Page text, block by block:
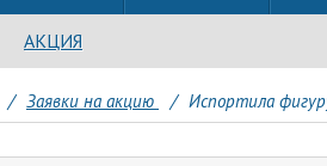
АКЦИЯ
/ Заявки на акцию / Испортила